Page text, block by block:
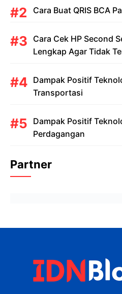
Cara Buat QRIS BCA
Cara Cek HP Second
Lengkap Agar Tidak
Dampak Positif
Transportasi
Dampak Positif
Perdagangan
Partner